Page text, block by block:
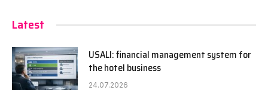
Latest
USALI: financial management system for
the hotel business
24.07.2026